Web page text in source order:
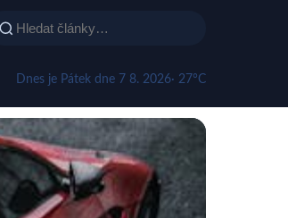
Dnes je Pátek dne 7 8. 2026· 27°C